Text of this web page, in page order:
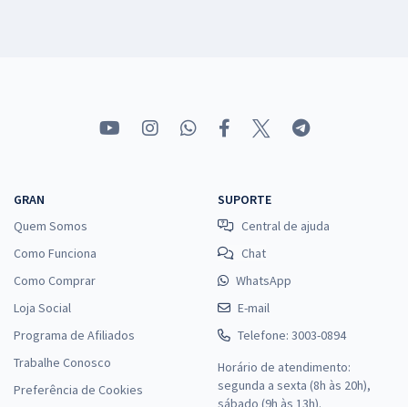
GRAN
Quem Somos
Como Funciona
Como Comprar
Loja Social
Programa de Afiliados
Trabalhe Conosco
Preferência de Cookies
SUPORTE
Central de ajuda
Chat
WhatsApp
E-mail
Telefone: 3003-0894
Horário de atendimento:
segunda a sexta (8h às 20h),
sábado (9h às 13h).